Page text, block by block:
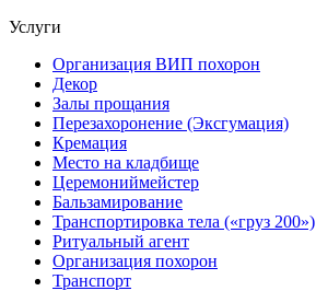
Услуги
Организация ВИП похорон
Декор
Залы прощания
Перезахоронение (Эксгумация)
Кремация
Место на кладбище
Церемониймейстер
Бальзамирование
Транспортировка тела («груз 200»)
Ритуальный агент
Организация похорон
Транспорт